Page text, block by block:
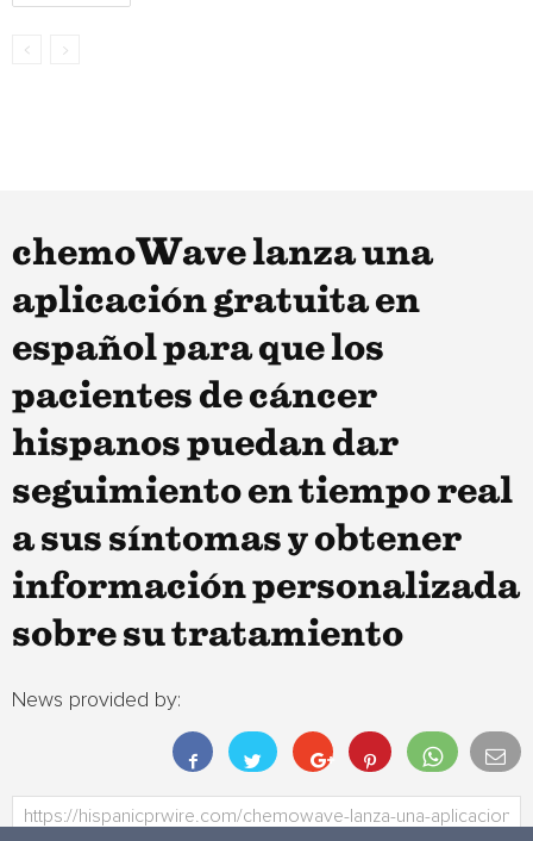
chemoWave lanza una
aplicación gratuita en
español para que los
pacientes de cáncer
hispanos puedan dar
seguimiento en tiempo real
a sus síntomas y obtener
información personalizada
sobre su tratamiento
News provided by: